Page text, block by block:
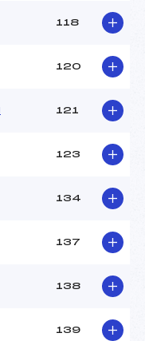
118
120
121
123
134
137
138
139